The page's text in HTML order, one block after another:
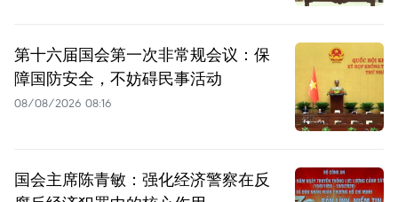
第十六届国会第一次非常规会议：保
障国防安全，不妨碍民事活动
08/08/2026 08:16
国会主席陈青敏：强化经济警察在反